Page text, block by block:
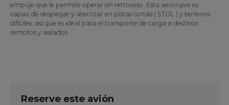
empuje que le permite operar sin retroceso. Esta aeronave es
capaz de despegar y aterrizar en pistas cortas ( STOL ) y terrenos
difíciles, así que es ideal para el transporte de carga a destinos
remotos y aislados.
Reserve este avión